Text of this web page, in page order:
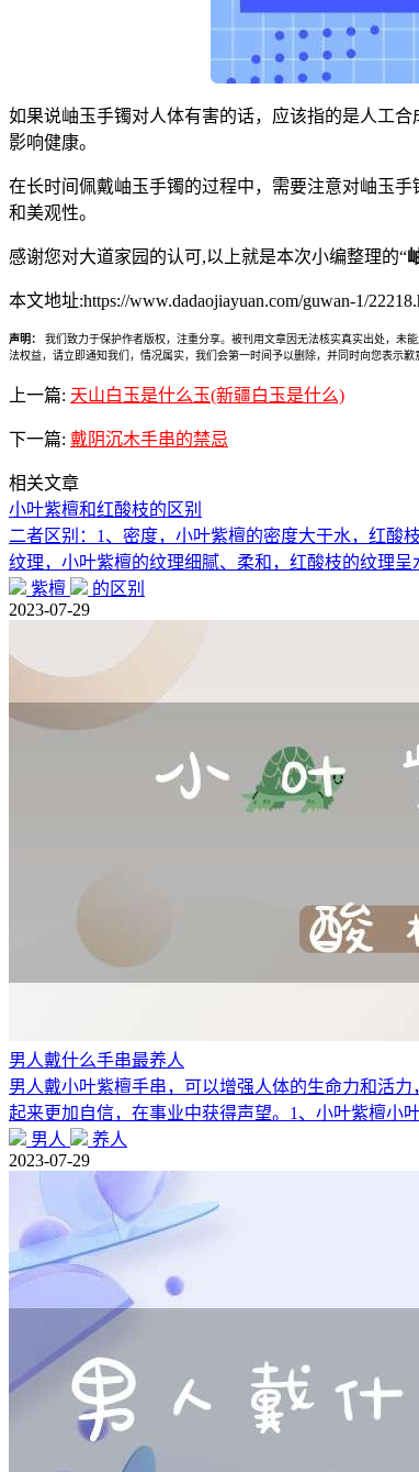
如果说岫玉手镯对人体有害的话，应该指的是人工
影响健康。
在长时间佩戴岫玉手镯的过程中，需要注意对岫玉
和美观性。
感谢您对大道家园的认可,以上就是本次小编整理的“
本文地址:https://www.dadaojiayuan.com/guwan-1/
声明：
我们致力于保护作者版权，注重分享。被刊用文章因无法核实真实出处，未
法权益，请立即通知我们，情况属实，我们会第一时间予以删除，并同时向您表示歉
上一篇: 天山白玉是什么玉(新疆白玉是什么)
下一篇: 戴阴沉木手串的禁忌
相关文章
小叶紫檀和红酸枝的区别
二者区别：1、密度，小叶紫檀的密度大于水，红酸
纹理，小叶紫檀的纹理细腻、柔和，红酸枝的纹理
紫檀
的区别
2023-07-29
男人戴什么手串最养人
男人戴小叶紫檀手串，可以增强人体的生命力和活
起来更加自信，在事业中获得声望。1、小叶紫檀小
男人
养人
2023-07-29